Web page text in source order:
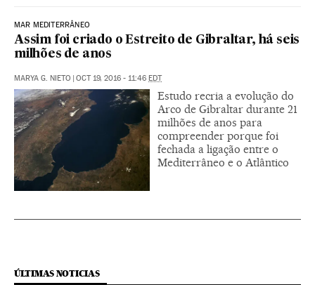
MAR MEDITERRÂNEO
Assim foi criado o Estreito de Gibraltar, há seis
milhões de anos
MARYA G. NIETO OCT 19, 2016 - 11:46 EDT
Estudo recria a evolução do
Arco de Gibraltar durante 21
milhões de anos para
compreender porque foi
fechada a ligação entre o
Mediterrâneo e o Atlântico
ÚLTIMAS NOTICIAS